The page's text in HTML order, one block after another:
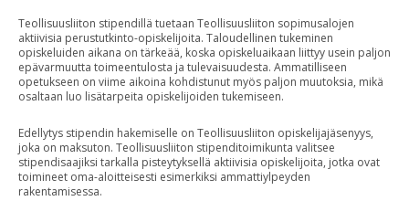
Teollisuusliiton stipendillä tuetaan Teollisuusliiton sopimusalojen
aktiivisia perustutkinto-opiskelijoita. Taloudellinen tukeminen
opiskeluiden aikana on tärkeää, koska opiskeluaikaan liittyy usein paljon
epävarmuutta toimeentulosta ja tulevaisuudesta. Ammatilliseen
opetukseen on viime aikoina kohdistunut myös paljon muutoksia, mikä
osaltaan luo lisätarpeita opiskelijoiden tukemiseen.
Edellytys stipendin hakemiselle on Teollisuusliiton opiskelijajäsenyys,
joka on maksuton. Teollisuusliiton stipenditoimikunta valitsee
stipendisaajiksi tarkalla pisteytyksellä aktiivisia opiskelijoita, jotka ovat
toimineet oma-aloitteisesti esimerkiksi ammattiylpeyden
rakentamisessa.